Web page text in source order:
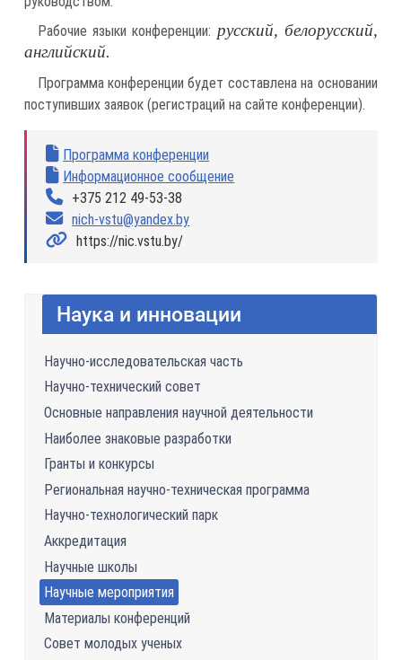
Рабочие языки конференции: русский, белорусский,
английский.
Программа конференции будет составлена на основании
поступивших заявок (регистраций на сайте конференции).
Программа конференции
Информационное сообщение
+375 212 49-53-38
nich-vstu@yandex.by
https://nic.vstu.by/
Наука и инновации
Научно-исследовательская часть
Научно-технический совет
Основные направления научной деятельности
Наиболее знаковые разработки
Гранты и конкурсы
Региональная научно-техническая программа
Научно-технологический парк
Аккредитация
Научные школы
Научные мероприятия
Материалы конференций
Совет молодых ученых